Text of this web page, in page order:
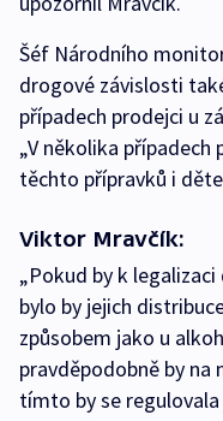
Šéf Národního
drogové závislosti
případech prodejci u
„V několika
těchto přípravků i
Viktor Mravčík:
„Pokud by k
bylo by jejich
způsobem jako u
pravděpodobně by na
tímto by se